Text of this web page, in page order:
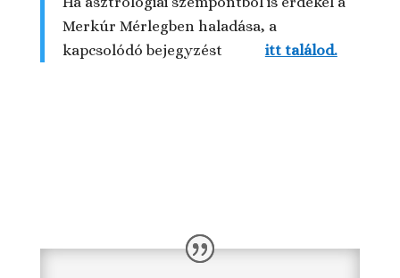
Merkúr Mérlegben haladása, a
kapcsolódó bejegyzést itt találod.